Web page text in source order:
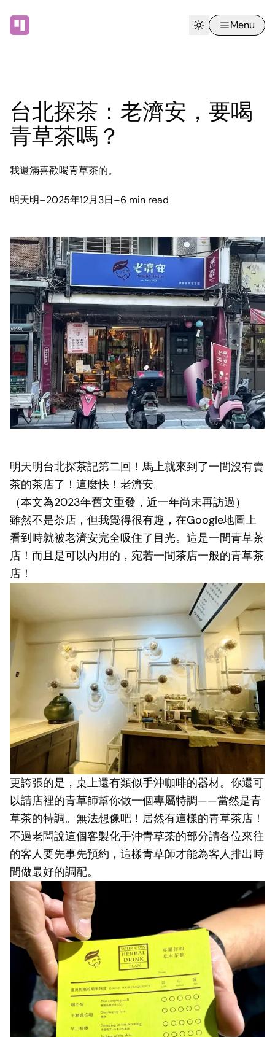
Menu
台北探茶：老濟安，要喝
青草茶嗎？
我還滿喜歡喝青草茶的。
明天明–2025年12月3日–6 min read
明天明台北探茶記第二回！馬上就來到了一間沒有賣
茶的茶店了！這麼快！老濟安。
（本文為2023年舊文重發，近一年尚未再訪過）
雖然不是茶店，但我覺得很有趣，在Google地圖上
看到時就被老濟安完全吸住了目光。這是一間青草茶
店！而且是可以內用的，宛若一間茶店一般的青草茶
店！
更誇張的是，桌上還有類似手沖咖啡的器材。你還可
以請店裡的青草師幫你做一個專屬特調——當然是青
草茶的特調。無法想像吧！居然有這樣的青草茶店！
不過老闆說這個客製化手沖青草茶的部分請各位來往
的客人要先事先預約，這樣青草師才能為客人排出時
間做最好的調配。